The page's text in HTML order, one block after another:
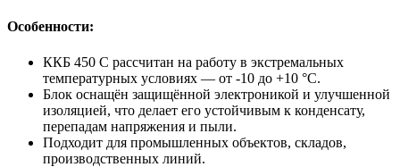
Особенности:
ККБ 450 С рассчитан на работу в экстремальных
температурных условиях — от -10 до +10 °C.
Блок оснащён защищённой электроникой и улучшенной
изоляцией, что делает его устойчивым к конденсату,
перепадам напряжения и пыли.
Подходит для промышленных объектов, складов,
производственных линий.